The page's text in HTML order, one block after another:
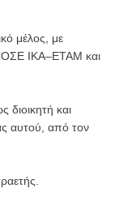
μέλος, με
ΙΚΑ–ΕΤΑΜ και
διοικητή και
αυτού, από τον